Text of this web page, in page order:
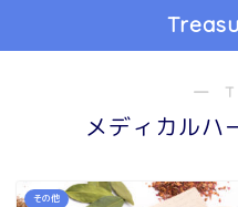
―
メディカルハ
その他